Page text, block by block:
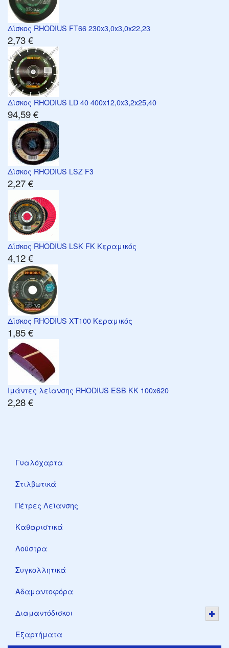
Δίσκος RHODIUS FT66 230x3,0x3,0x22,23
2,73 €
Δίσκος RHODIUS LD 40 400x12,0x3,2x25,40
94,59 €
Δίσκος RHODIUS LSZ F3
2,27 €
Δίσκος RHODIUS LSK FK Κεραμικός
4,12 €
Δίσκος RHODIUS XT100 Κεραμικός
1,85 €
Ιμάντες λείανσης RHODIUS ESB KK 100x620
2,28 €
Γυαλόχαρτα
Στιλβωτικά
Πέτρες Λείανσης
Καθαριστικά
Λούστρα
Συγκολλητικά
Αδαμαντοφόρα
Διαμαντόδισκοι
Εξαρτήματα